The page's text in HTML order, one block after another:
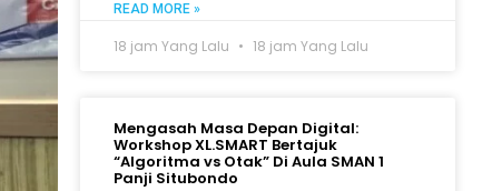
READ MORE »
18 jam Yang Lalu 18 jam Yang Lalu
Mengasah Masa Depan Digital:
Workshop XL.SMART Bertajuk
“Algoritma vs Otak” Di Aula SMAN 1
Panji Situbondo